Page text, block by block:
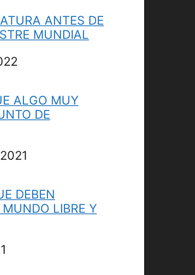
ANTES DE
MUNDIAL
ALGO MUY
DE
DEBEN
LIBRE Y